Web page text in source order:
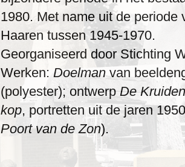
1980. Met name uit de
Haaren tussen 1945-1970.
Georganiseerd door Stichting
Werken: Doelman van
(polyester); ontwerpDe
kop, portretten uit de jaren
Poort van de Zon).